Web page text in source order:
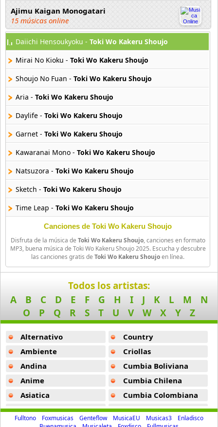
Ajimu Kaigan Monogatari
15 músicas online
Akahori Gedou Hour Rabuge
29 músicas online
Akane Iro Ni Samoru Saka
26 músicas online
6 músicas online
Akikan
15 músicas online
Alejandro Arnais
3 músicas online
Amaenaideyo
26 músicas online
Amagami Ss
50 músicas online
Amatsuki
20 músicas online
Angel Beats
39 músicas online
Angel Heart
36 músicas online
19 músicas online
Angelic Layer
3 músicas online
Daiichi Hensoukyoku - Toki Wo Kakeru Shoujo
Mirai No Kioku - Toki Wo Kakeru Shoujo
Shoujo No Fuan - Toki Wo Kakeru Shoujo
Aria - Toki Wo Kakeru Shoujo
Daylife - Toki Wo Kakeru Shoujo
Garnet - Toki Wo Kakeru Shoujo
Kawaranai Mono - Toki Wo Kakeru Shoujo
Natsuzora - Toki Wo Kakeru Shoujo
Sketch - Toki Wo Kakeru Shoujo
Time Leap - Toki Wo Kakeru Shoujo
Canciones de Toki Wo Kakeru Shoujo
Disfruta de la música de Toki Wo Kakeru Shoujo, canciones en formato
MP3, buena música de Toki Wo Kakeru Shoujo 2025. Escucha y descubre
las canciones gratis de Toki Wo Kakeru Shoujoen línea.
Todos los artistas:
A
B C D E F G H I J K L M
N
O
P Q R S T U V W X Y Z
Alternativo
Ambiente
Andina
Anime
Asiatica
Atevip
Bachatas
Country
Criollas
Cumbia Boliviana
Cumbia Chilena
Cumbia Colombiana
Cumbia Ecuatoriana
Cumbia Mexicana
Fulltono Foxmusicas Genteflow MusicaEU Musicas3
Enladisco